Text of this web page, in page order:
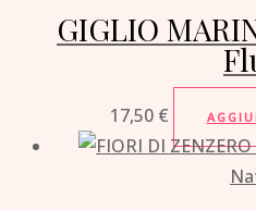
GIGLIO
17,50 €